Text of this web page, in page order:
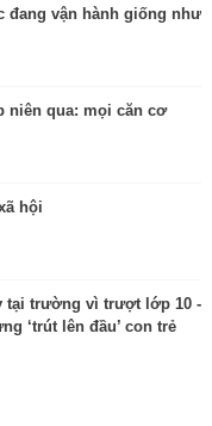
đang vận hành giống như
niên qua: mọi căn cơ
hội
tại trường vì trượt lớp 10 -
‘trút lên đầu’ con trẻ